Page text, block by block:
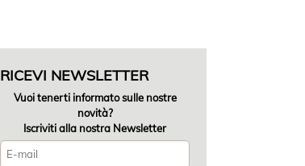
RICEVI NEWSLETTER
Vuoi tenerti informato sulle nostre
novità?
Iscriviti alla nostra Newsletter